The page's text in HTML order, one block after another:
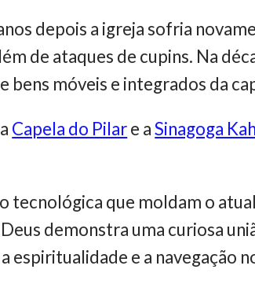
depois a igreja sofria
de ataques de cupins. Na
bens móveis e integrados da
Capela do Pilare aSinagoga
tecnológica que moldam o
demonstra uma curiosa
e a navegação